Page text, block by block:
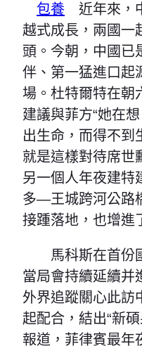
包養 近年來，
越式成長，兩國一
頭。今朝，中國已
伴、第一猛進口起
場。杜特爾特在朝
建議與菲方“她在
出生命，而得不到
就是這樣對待席世
另一個人年夜建特
多—王城跨河公路
接踵落地，也增進
馬科斯在首份
當局會持續延續并
外界追蹤關心此訪
起配合，結出“新
報道，菲律賓最